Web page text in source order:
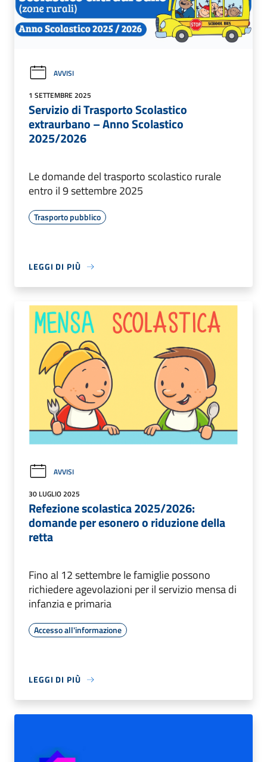
AVVISI
1 SETTEMBRE 2025
Servizio di Trasporto Scolastico
extraurbano – Anno Scolastico
2025/2026
Le domande del trasporto scolastico rurale
entro il 9 settembre 2025
Trasporto pubblico
LEGGI DI PIÙ
AVVISI
30 LUGLIO 2025
Refezione scolastica 2025/2026:
domande per esonero o riduzione della
retta
Fino al 12 settembre le famiglie possono
richiedere agevolazioni per il servizio mensa di
infanzia e primaria
Accesso all'informazione
LEGGI DI PIÙ